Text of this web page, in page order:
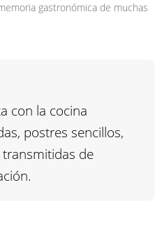
gastronómica de muchas
con la cocina
postres sencillos,
de